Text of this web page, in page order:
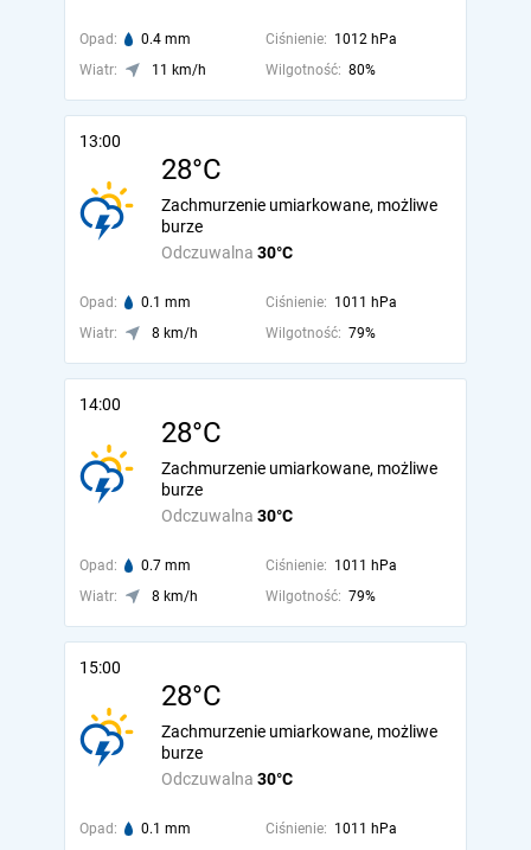
Opad: 0.4 mm Ciśnienie: 1012 hPa
Wiatr:
11 km/h Wilgotność: 80%
13:00
28°C
Odczuwalna 30°C
Zachmurzenie umiarkowane, możliwe
burze
Opad: 0.1 mm Ciśnienie: 1011 hPa
Wiatr:
8 km/h Wilgotność: 79%
14:00
28°C
Odczuwalna 30°C
Zachmurzenie umiarkowane, możliwe
burze
Opad: 0.7 mm Ciśnienie: 1011 hPa
Wiatr:
8 km/h Wilgotność: 79%
15:00
28°C
Odczuwalna 30°C
Zachmurzenie umiarkowane, możliwe
burze
Opad: 0.1 mm Ciśnienie: 1011 hPa